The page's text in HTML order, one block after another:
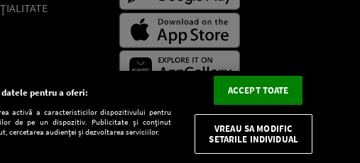
CONFIDENŢIALITATE
pentru a oferi:
activă a caracteristicilor dispozitivului pentru
de pe un dispozitiv. Publicitate și conținut
cercetarea audienței și dezvoltarea serviciilor.
ACCEPT TOATE
VREAU SA MODIFIC
SETARILE INDIVIDUAL